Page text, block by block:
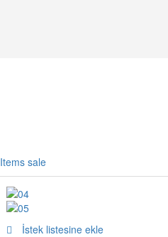
Items sale
İstek listesine ekle